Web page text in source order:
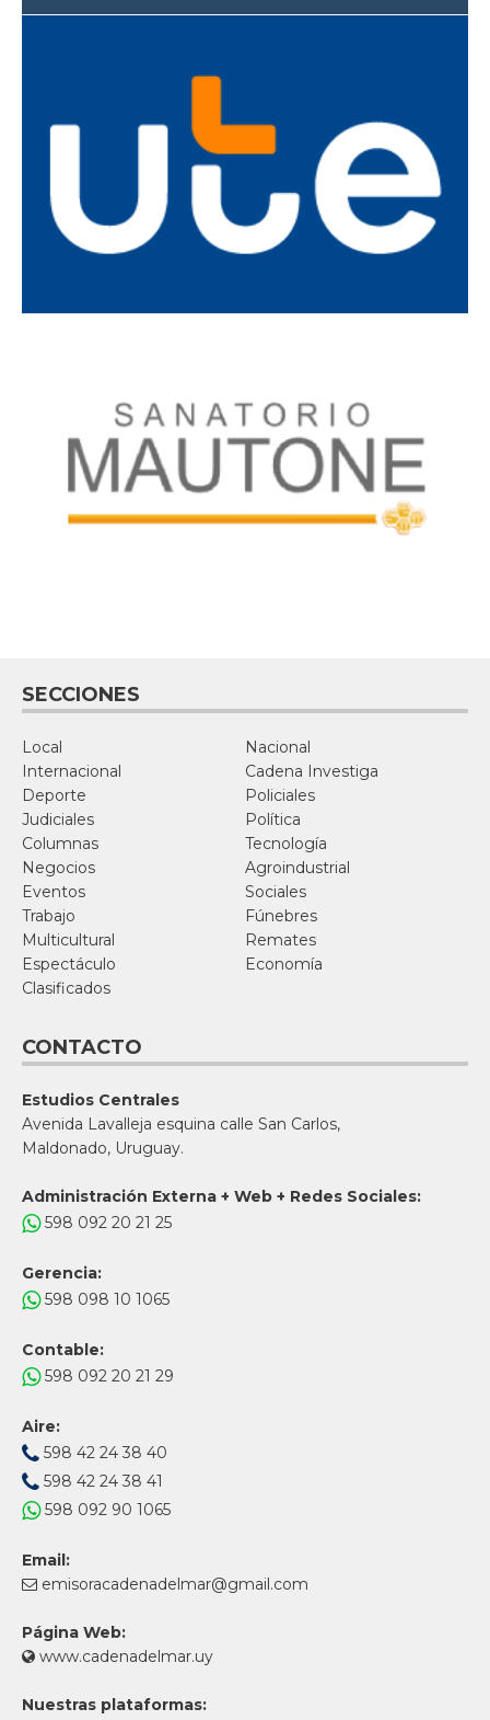
SECCIONES
Local
Nacional
Internacional
Cadena Investiga
Deporte
Policiales
Judiciales
Política
Columnas
Tecnología
Negocios
Agroindustrial
Eventos
Sociales
Trabajo
Fúnebres
Multicultural
Remates
Espectáculo
Economía
Clasificados
CONTACTO
Estudios Centrales
Avenida Lavalleja esquina calle San Carlos,
Maldonado, Uruguay.
Administración Externa + Web + Redes Sociales:
598 092 20 21 25
Gerencia:
598 098 10 1065
Contable:
598 092 20 21 29
Aire:
598 42 24 38 40
598 42 24 38 41
598 092 90 1065
Email:
emisoracadenadelmar@gmail.com
Página Web:
www.cadenadelmar.uy
Nuestras plataformas: